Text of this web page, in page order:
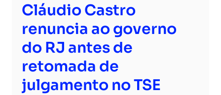
Cláudio Castro
renuncia ao governo
do RJ antes de
retomada de
julgamento no TSE